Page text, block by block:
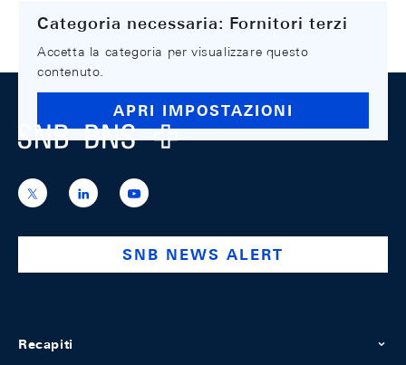
Categoria necessaria: Fornitori terzi
Accetta la categoria per visualizzare questo
contenuto.
APRI IMPOSTAZIONI
Footer
Logo
https://x.com/snb_bns
https://ch.linkedin.com/company/swiss-
national-
https://www.youtube.com/
SNB NEWS ALERT
Recapiti